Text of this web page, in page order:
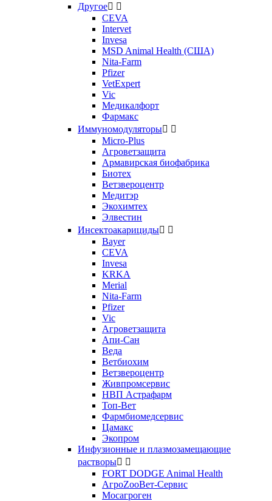
Другое 
CEVA
Intervet
Invesa
MSD Animal Health (США)
Nita-Farm
Pfizer
VetExpert
Vic
Медикалфорт
Фармакс
Иммуномодуляторы 
Micro-Plus
Агроветзащита
Армавирская биофабрика
Биотех
Ветзвероцентр
Медитэр
Экохимтех
Элвестин
Инсектоакарициды 
Bayer
CEVA
Invesa
KRKA
Merial
Nita-Farm
Pfizer
Vic
Агроветзащита
Апи-Сан
Веда
Ветбиохим
Ветзвероцентр
Живпромсервис
НВП Астрафарм
Топ-Вет
Фармбиомедсервис
Цамакс
Экопром
Инфузионные и плазмозамещающие
растворы 
FORT DODGE Animal Health
АгроZooВет-Сервис
Мосагроген